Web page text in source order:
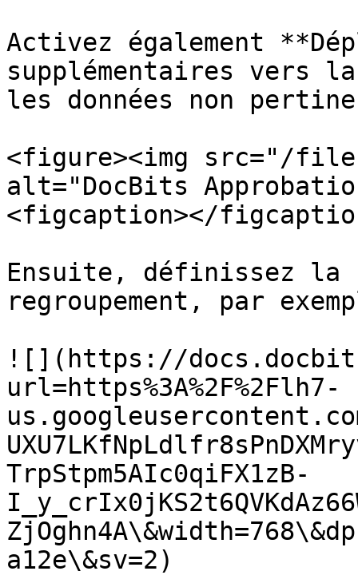
Activez également
supplémentaires vers
les données non
<figure><img src="/files/
alt="DocBits
<figcaption></
Ensuite, définissez la
regroupement, par
![](https://
url=https%3A%2F%2Flh7-
TrpStpm5AIc0qiFX1zB-
a12e\&sv=2)